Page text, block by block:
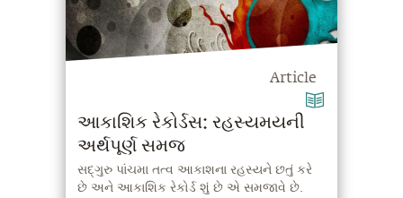
Article
આકાશિક રેકોર્ડસ: રહસ્યમયની
અર્થપૂર્ણ સમજ
સદ્‍ગુરુ પાંચમા તત્વ આકાશના રહસ્યને છતું કરે
છે અને આકાશિક રેકોર્ડ શું છે એ સમજાવે છે.